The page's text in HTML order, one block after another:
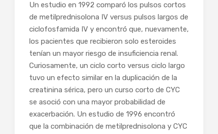
Un estudio en 1992 comparó los pulsos cortos
de metilprednisolona IV versus pulsos largos de
ciclofosfamida IV y encontró que, nuevamente,
los pacientes que recibieron solo esteroides
tenían un mayor riesgo de insuficiencia renal.
Curiosamente, un ciclo corto versus ciclo largo
tuvo un efecto similar en la duplicación de la
creatinina sérica, pero un curso corto de CYC
se asoció con una mayor probabilidad de
exacerbación. Un estudio de 1996 encontró
que la combinación de metilprednisolona y CYC